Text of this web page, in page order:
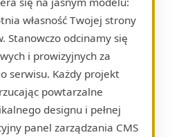
własność Twojej strony
Stanowczo odcinamy się
i prowizyjnych za
serwisu. Każdy projekt
powtarzalne
designu i pełnej
panel zarządzania CMS